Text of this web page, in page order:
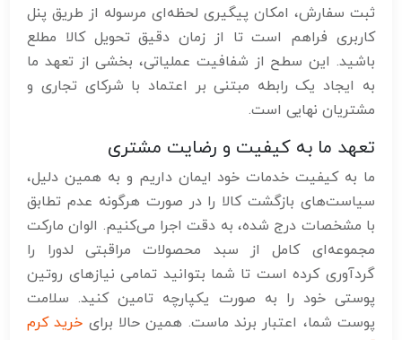
ثبت سفارش، امکان پیگیری لحظه‌ای مرسوله از طریق پنل
کاربری فراهم است تا از زمان دقیق تحویل کالا مطلع
باشید. این سطح از شفافیت عملیاتی، بخشی از تعهد ما
به ایجاد یک رابطه مبتنی بر اعتماد با شرکای تجاری و
مشتریان نهایی است.
تعهد ما به کیفیت و رضایت مشتری
ما به کیفیت خدمات خود ایمان داریم و به همین دلیل،
سیاست‌های بازگشت کالا را در صورت هرگونه عدم تطابق
با مشخصات درج شده، به دقت اجرا می‌کنیم. الوان مارکت
مجموعه‌ای کامل از سبد محصولات مراقبتی لدورا را
گردآوری کرده است تا شما بتوانید تمامی نیازهای روتین
پوستی خود را به صورت یکپارچه تامین کنید. سلامت
پوست شما، اعتبار برند ماست. همین حالا برای خرید کرم